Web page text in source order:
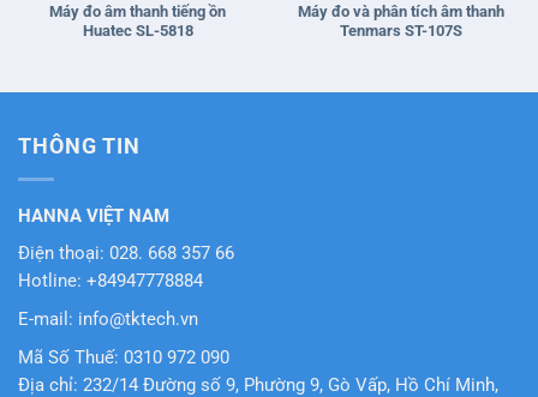
Máy đo âm thanh tiếng ồn
Huatec SL-5818
Máy đo và phân tích âm thanh
Tenmars ST-107S
THÔNG TIN
HANNA VIỆT NAM
Điện thoại: 028. 668 357 66
Hotline: +84947778884
E-mail: info@tktech.vn
Mã Số Thuế: 0310 972 090
Địa chỉ: 232/14 Đường số 9, Phường 9, Gò Vấp, Hồ Chí Minh,